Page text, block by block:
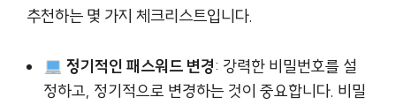
추천하는 몇 가지 체크리스트입니다.
정기적인 패스워드 변경: 강력한 비밀번호를 설
정하고, 정기적으로 변경하는 것이 중요합니다. 비밀